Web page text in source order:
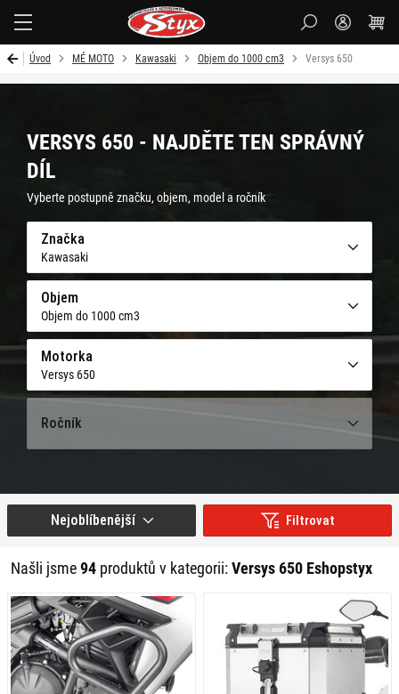
Úvod MÉ MOTO Kawasaki Objem do 1000 cm3 Versys 650
VERSYS 650 - NAJDĚTE TEN SPRÁVNÝ
DÍL
Vyberte postupně značku, objem, model a ročník
Značka
Kawasaki
Objem
Objem do 1000 cm3
Motorka
Versys 650
Ročník
Filtrovat
Našli jsme94 produktů v kategorii:Versys 650 Eshopstyx
Nejoblíbenější